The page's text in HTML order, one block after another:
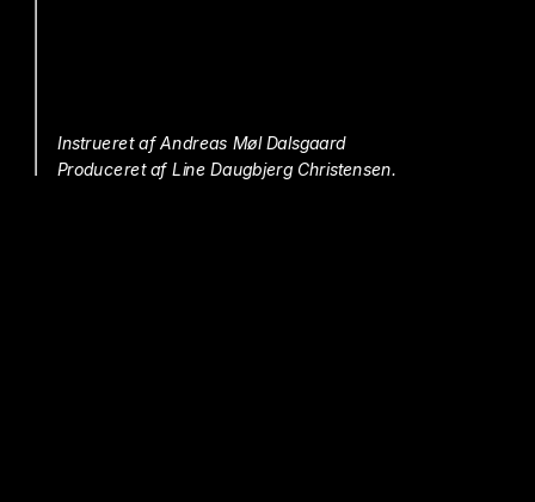
Instrueret af Andreas Møl Dalsgaard